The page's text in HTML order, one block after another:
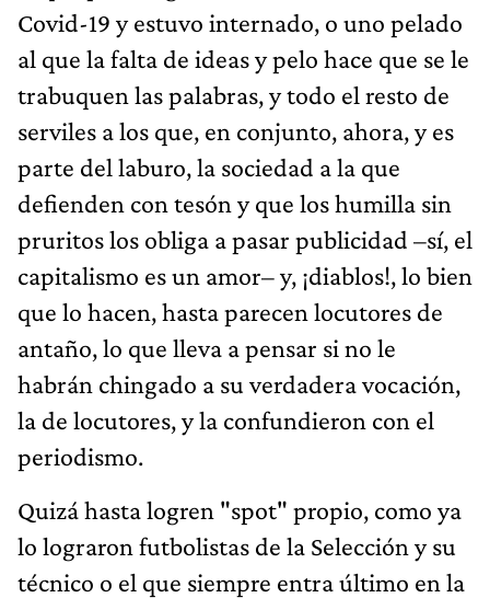
Covid-19 y estuvo internado, o uno pelado
al que la falta de ideas y pelo hace que se le
trabuquen las palabras, y todo el resto de
serviles a los que, en conjunto, ahora, y es
parte del laburo, la sociedad a la que
defienden con tesón y que los humilla sin
pruritos los obliga a pasar publicidad –sí, el
capitalismo es un amor– y, ¡diablos!, lo bien
que lo hacen, hasta parecen locutores de
antaño, lo que lleva a pensar si no le
habrán chingado a su verdadera vocación,
la de locutores, y la confundieron con el
periodismo.
Quizá hasta logren "spot" propio, como ya
lo lograron futbolistas de la Selección y su
técnico o el que siempre entra último en la